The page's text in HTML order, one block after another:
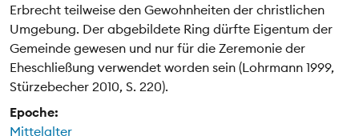
Erbrecht teilweise den Gewohnheiten der christlichen
Umgebung. Der abgebildete Ring dürfte Eigentum der
Gemeinde gewesen und nur für die Zeremonie der
Eheschließung verwendet worden sein (Lohrmann 1999,
Stürzebecher 2010, S. 220).
Epoche:
Mittelalter